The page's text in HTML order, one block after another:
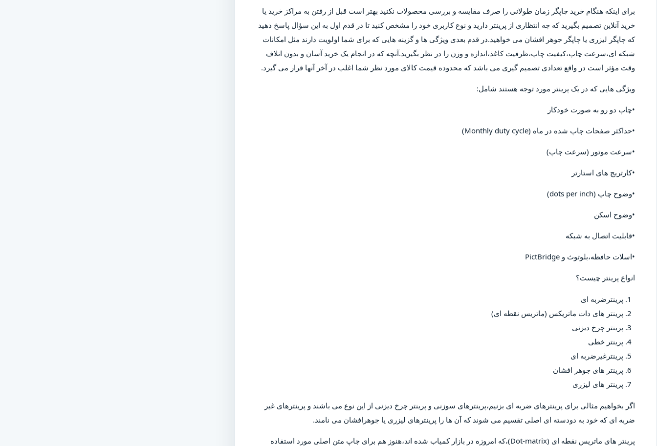
برای اینکه هنگام خرید چاپگر زمان طولانی را صرف مقایسه و بررسی محصولات نکنید بهتر است قبل از رفتن به مراکز خرید یا
خرید آنلاین تصمیم بگیرید که چه انتظاری از پرینتر دارید و نوع کاربری خود را مشخص کنید تا در قدم اول به این سؤال پاسخ دهید
که چاپگر لیزری یا چاپگر جوهر افشان می خواهید.در قدم بعدی ویژگی ها و گزینه هایی که برای شما اولویت دارند مثل امکانات
شبکه ای،سرعت چاپ،کیفیت چاپ،ظرفیت کاغذ،اندازه و وزن را در نظر بگیرید.آنچه که در انجام یک خرید آسان و بدون اتلاف
وقت مؤثر است در واقع تعدادی تصمیم گیری می باشد که محدوده قیمت کالای مورد نظر شما اغلب در آخر آنها قرار می گیرد.
ویژگی هایی که در یک پرینتر مورد توجه هستند شامل:
•چاپ دو رو به صورت خودکار
•حداکثر صفحات چاپ شده در ماه (Monthly duty cycle)
•سرعت موتور (سرعت چاپ)
•کارتریج های استارتر
•وضوح چاپ (dots per inch)
•وضوح اسکن
•قابلیت اتصال به شبکه
•اسلات حافظه،بلوتوث و PictBridge
انواع پرینتر چیست؟
پرینترضربه ای
پرینتر های دات ماتریکس (ماتریس نقطه ای)
پرینتر چرخ دیزنی
پرینتر خطی
پرینترغیرضربه ای
پرینتر های جوهر افشان
پرینتر های لیزری
اگر بخواهیم مثالی برای پرینترهای ضربه ای بزنیم،پرینترهای سوزنی و پرینتر چرخ دیزنی از این نوع می باشند و پرینترهای غیر
ضربه ای که خود به دودسته ای اصلی تقسیم می شوند که آن ها را پرینترهای لیزری یا جوهرافشان می نامند.
پرینتر های ماتریس نقطه ای (Dot-matrix)،که امروزه در بازار کمیاب شده اند،هنوز هم برای چاپ متن اصلی مورد استفاده